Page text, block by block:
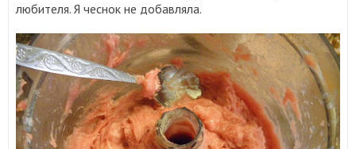
любителя. Я чеснок не добавляла.